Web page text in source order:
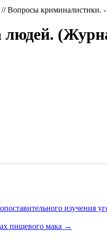
Вопросы
людей.
изучения
пищевого мака →